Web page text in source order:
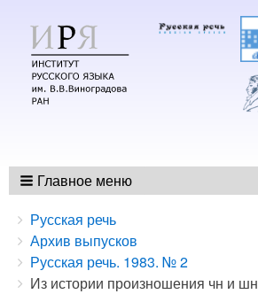
Главное меню
Breadcrumbs
You
are
here:
Русская речь
Архив выпусков
Русская речь. 1983. № 2
Из истории произношения чн и шн